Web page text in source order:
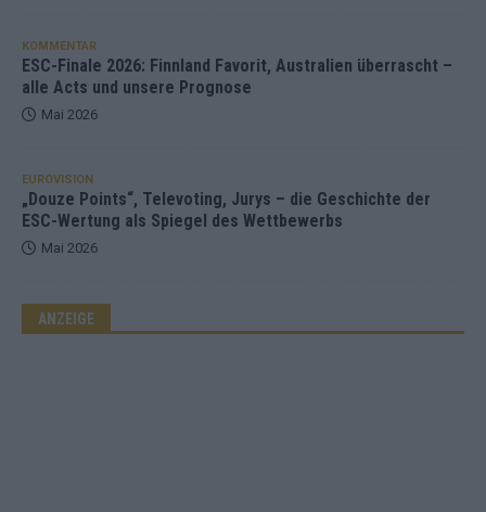
KOMMENTAR
ESC-Finale 2026: Finnland Favorit, Australien überrascht –
alle Acts und unsere Prognose
Mai 2026
EUROVISION
„Douze Points“, Televoting, Jurys – die Geschichte der
ESC-Wertung als Spiegel des Wettbewerbs
Mai 2026
ANZEIGE